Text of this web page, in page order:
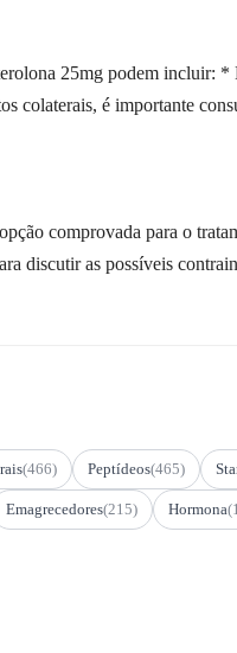
25mg podem incluir:
colaterais, é importante
comprovada para o
discutir as possíveis
(466) Peptídeos(465)
Emagrecedores(215) Hormona